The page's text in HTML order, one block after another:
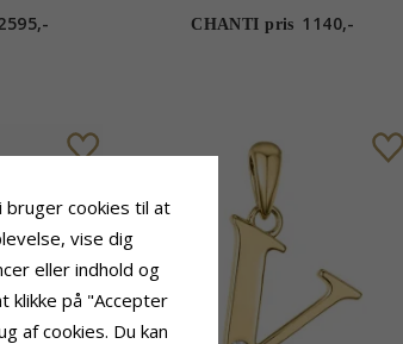
CHANTI pris 1140,-
cookies til at
vise dig
eller indhold og
klikke på "Accepter
af cookies. Du kan